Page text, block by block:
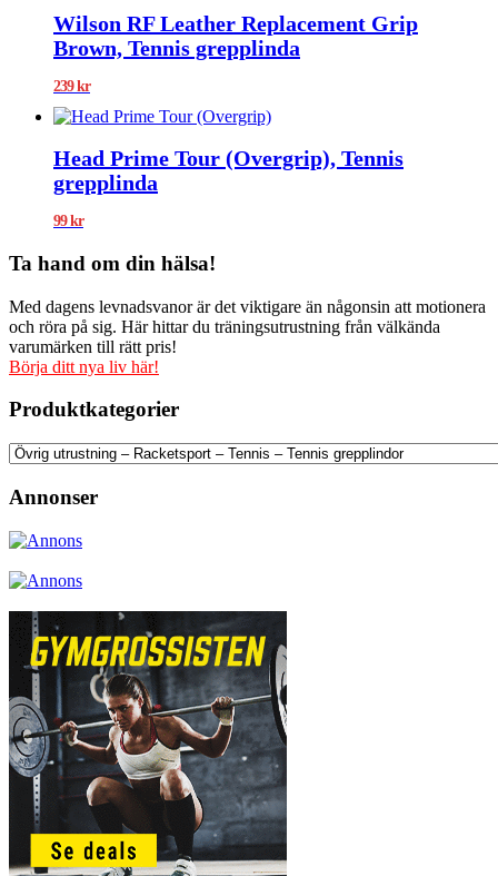
Wilson RF Leather Replacement Grip
Brown, Tennis grepplinda
239kr
Head Prime Tour (Overgrip), Tennis
grepplinda
99kr
Ta hand om din hälsa!
Med dagens levnadsvanor är det viktigare än någonsin att motionera
och röra på sig. Här hittar du träningsutrustning från välkända
varumärken till rätt pris!
Börja ditt nya liv här!
Produktkategorier
Annonser